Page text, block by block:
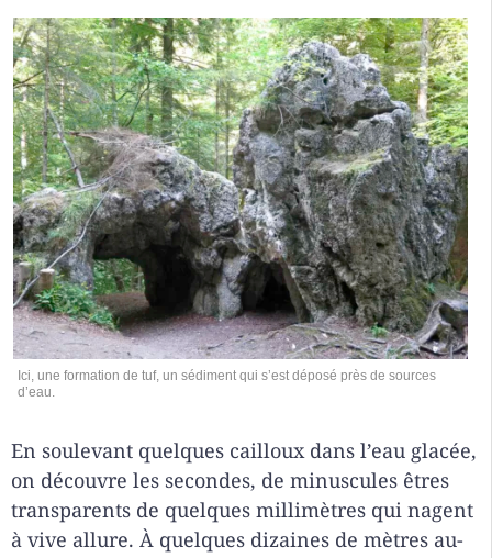
Ici, une formation de tuf, un sédiment qui s’est déposé près de sources
d’eau.
En soulevant quelques cailloux dans l’eau glacée,
on découvre les secondes, de minuscules êtres
transparents de quelques millimètres qui nagent
à vive allure. À quelques dizaines de mètres au-